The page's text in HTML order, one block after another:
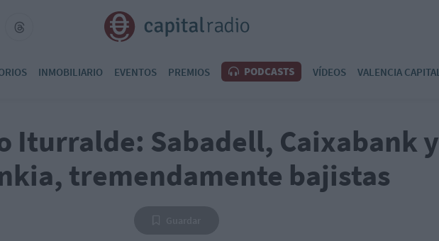
INMOBILIARIO EVENTOS PREMIOS PODCASTS VÍDEOS VALENCIA CAPITAL
Iturralde: Sabadell, Caixabank y
tremendamente bajistas